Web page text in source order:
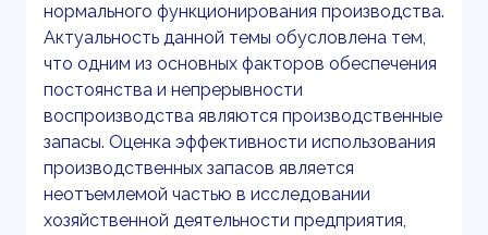
нормального функционирования производства.
Актуальность данной темы обусловлена тем,
что одним из основных факторов обеспечения
постоянства и непрерывности
воспроизводства являются производственные
запасы. Оценка эффективности использования
производственных запасов является
неотъемлемой частью в исследовании
хозяйственной деятельности предприятия,